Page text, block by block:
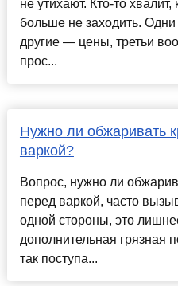
не утихают. Кто-то хвалит,
больше не заходить. Одни
другие — цены, третьи
прос...
Нужно ли обжаривать
варкой?
Вопрос, нужно ли
перед варкой, часто
одной стороны, это
дополнительная грязная
так поступа...